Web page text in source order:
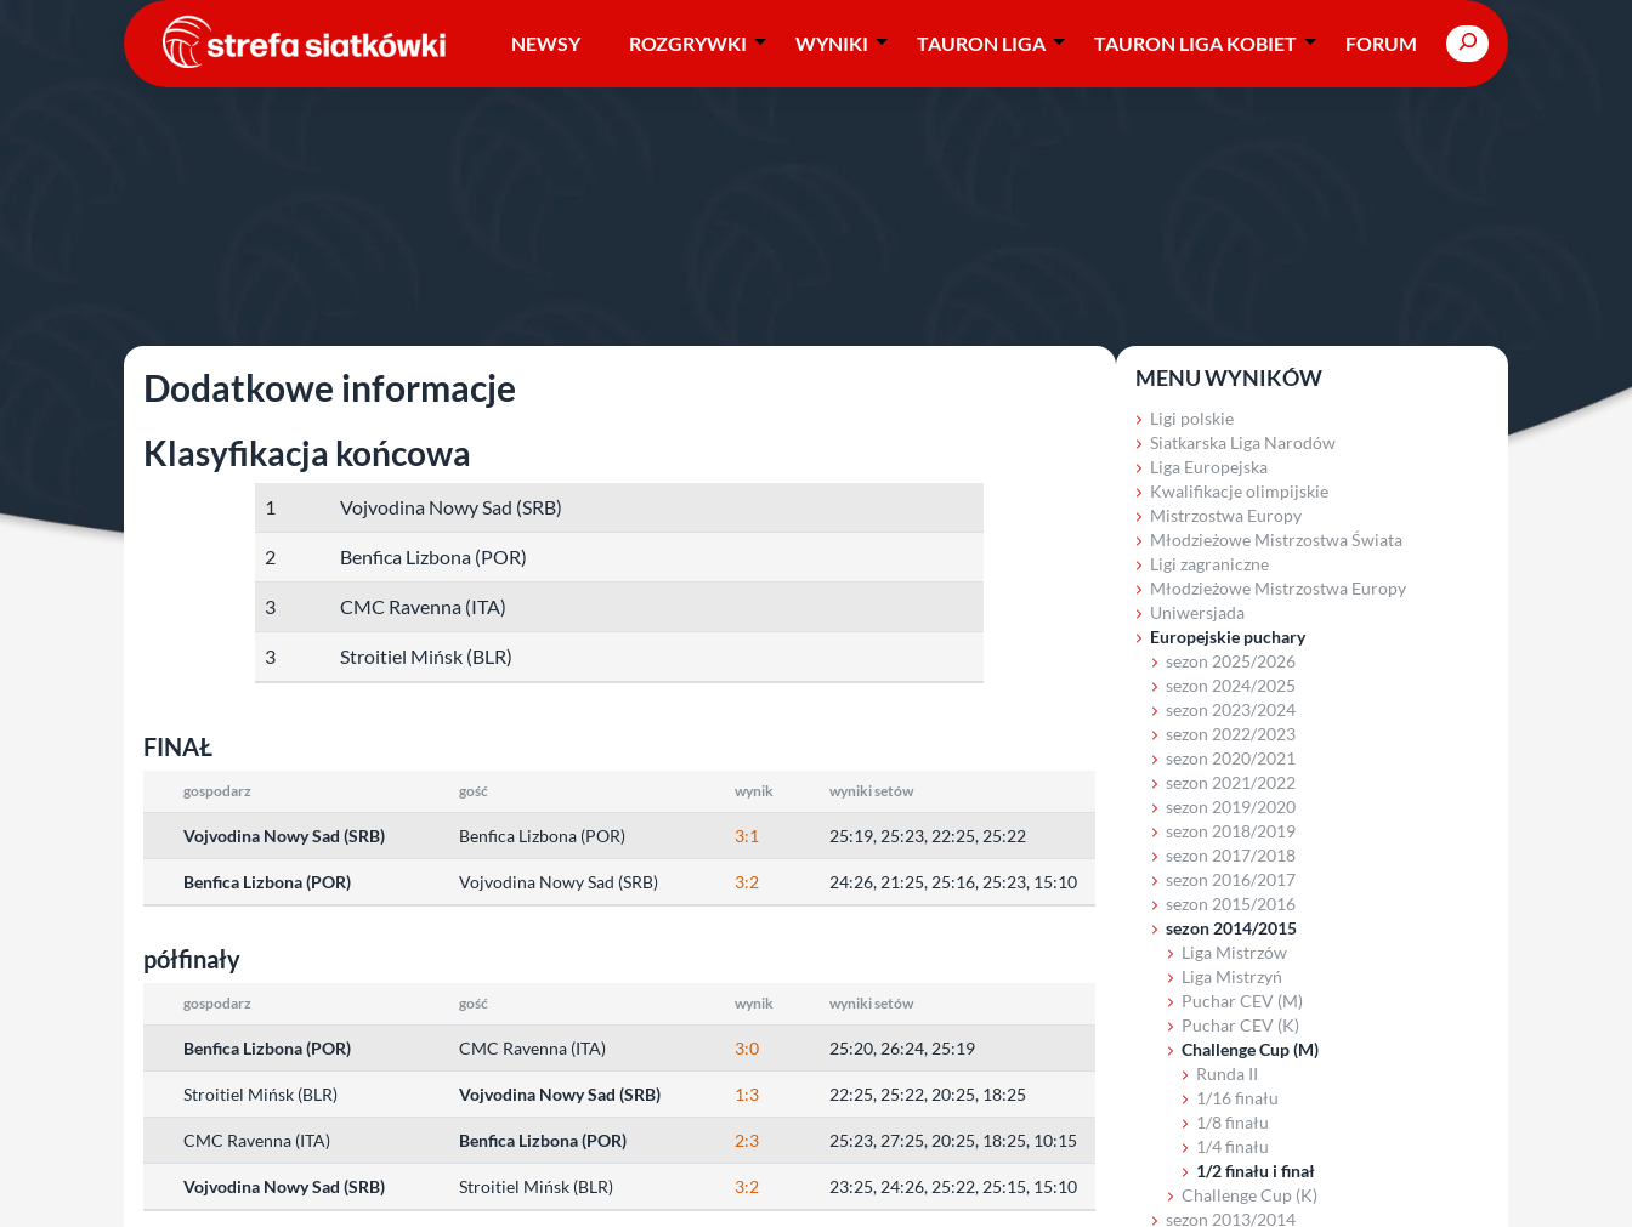
NEWSY ROZGRYWKI WYNIKI TAURON LIGA TAURON LIGA KOBIET FORUM Search
Dodatkowe informacje
Klasyfikacja końcowa
1 Vojvodina Nowy Sad (SRB)
2 Benfica Lizbona (POR)
3 CMC Ravenna (ITA)
3 Stroitiel Mińsk (BLR)
FINAŁ
gospodarz gość wynik wyniki setów
Vojvodina Nowy Sad (SRB) Benfica Lizbona (POR) 3:1 25:19, 25:23, 22:25, 25:22
Benfica Lizbona (POR) Vojvodina Nowy Sad (SRB) 3:2 24:26, 21:25, 25:16, 25:23, 15:10
półfinały
gospodarz gość wynik wyniki setów
Benfica Lizbona (POR) CMC Ravenna (ITA) 3:0 25:20, 26:24, 25:19
Stroitiel Mińsk (BLR) Vojvodina Nowy Sad (SRB) 1:3 22:25, 25:22, 20:25, 18:25
CMC Ravenna (ITA) Benfica Lizbona (POR) 2:3 25:23, 27:25, 20:25, 18:25, 10:15
Vojvodina Nowy Sad (SRB) Stroitiel Mińsk (BLR) 3:2 23:25, 24:26, 25:22, 25:15, 15:10
MENU WYNIKÓW
Ligi polskie
Siatkarska Liga Narodów
Liga Europejska
Kwalifikacje olimpijskie
Mistrzostwa Europy
Młodzieżowe Mistrzostwa Świata
Ligi zagraniczne
Młodzieżowe Mistrzostwa Europy
Uniwersjada
Europejskie puchary
sezon 2025/2026
sezon 2024/2025
sezon 2023/2024
sezon 2022/2023
sezon 2020/2021
sezon 2021/2022
sezon 2019/2020
sezon 2018/2019
sezon 2017/2018
sezon 2016/2017
sezon 2015/2016
sezon 2014/2015
Liga Mistrzów
Liga Mistrzyń
Puchar CEV (M)
Puchar CEV (K)
Challenge Cup (M)
Runda II
1/16 finału
1/8 finału
1/4 finału
1/2 finału i finał
Challenge Cup (K)
sezon 2013/2014